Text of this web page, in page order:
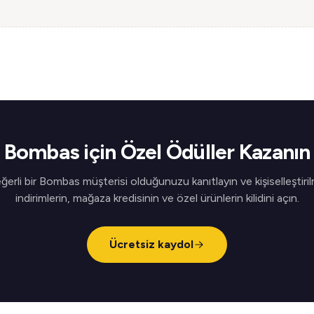
Bombas için Özel Ödüller Kazanın
bir Bombas müşterisi olduğunuzu kanıtlayın ve
indirimlerin, mağaza kredisinin ve özel ürünlerin kilidini açın.
Ücretsiz kaydol